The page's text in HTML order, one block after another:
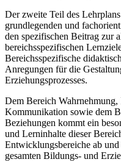
Der zweite Teil des
grundlegenden und
den spezifischen Beitrag zur
bereichsspezifischen
Bereichsspezifische
Anregungen für die
Erziehungsprozesses.
Dem Bereich
Kommunikation sowie dem
Beziehungen kommt ein
und Lerninhalte dieser
Entwicklungsbereiche ab
gesamten Bildungs- und